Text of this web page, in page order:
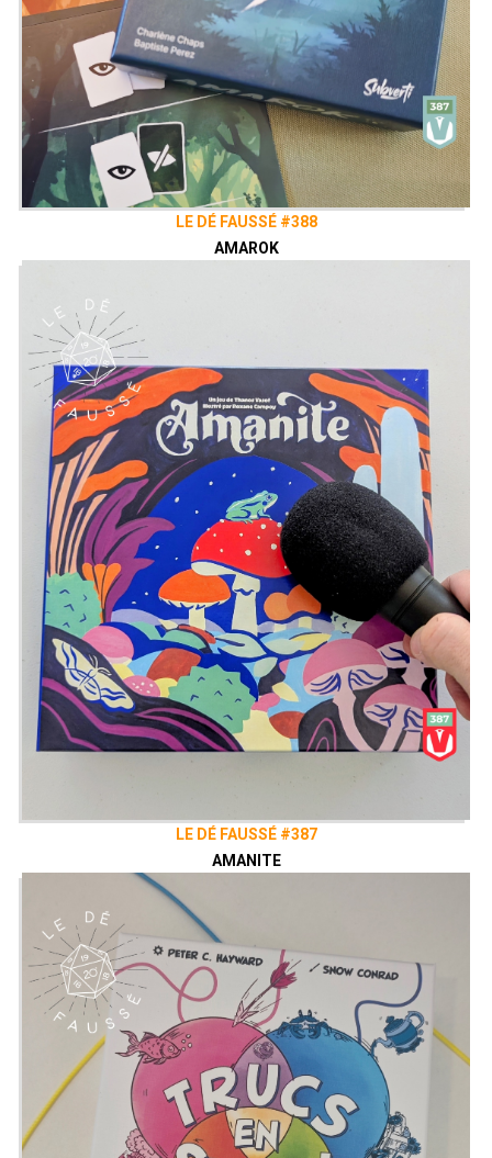
LE DÉ FAUSSÉ #388
AMAROK
LE DÉ FAUSSÉ #387
AMANITE